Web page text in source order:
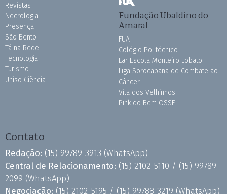
Revistas
Necrologia
Presença
São Bento
Tá na Rede
Tecnologia
Turismo
Uniso Ciência
Fundação Ubaldino do
Amaral
FUA
Colégio Politécnico
Lar Escola Monteiro Lobato
Liga Sorocabana de Combate ao
Câncer
Vila dos Velhinhos
Pink do Bem OSSEL
Contato
Redação: (15) 99789-3913 (WhatsApp)
Central de Relacionamento: (15) 2102-5110 / (15) 99789-
2099 (WhatsApp)
Negociação: (15) 2102-5195 / (15) 99788-3219 (WhatsApp)